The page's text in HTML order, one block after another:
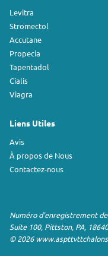
Levitra
Stromectol
Accutane
Propecia
Tapentadol
Cialis
Viagra
Liens Utiles
Avis
À propos de Nous
Contactez-nous
Numéro d'enregistrement
Suite 100, Pittston, PA, 18640
© 2026